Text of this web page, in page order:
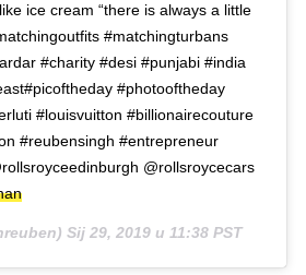
ice cream “there is always a little
#matchingturbans
#charity #desi #punjabi #india
#photooftheday
#louisvuitton #billionairecouture
#reubensingh #entrepreneur
@rollsroycecars
Sij 29, 2019 u 11:38 PST